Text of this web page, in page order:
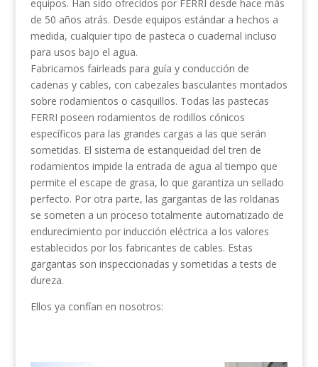
equipos. Han sido ofrecidos por FERRI desde hace más
de 50 años atrás. Desde equipos estándar a hechos a
medida, cualquier tipo de pasteca o cuadernal incluso
para usos bajo el agua.
Fabricamos fairleads para guía y conducción de
cadenas y cables, con cabezales basculantes montados
sobre rodamientos o casquillos. Todas las pastecas
FERRI poseen rodamientos de rodillos cónicos
específicos para las grandes cargas a las que serán
sometidas. El sistema de estanqueidad del tren de
rodamientos impide la entrada de agua al tiempo que
permite el escape de grasa, lo que garantiza un sellado
perfecto. Por otra parte, las gargantas de las roldanas
se someten a un proceso totalmente automatizado de
endurecimiento por inducción eléctrica a los valores
establecidos por los fabricantes de cables. Estas
gargantas son inspeccionadas y sometidas a tests de
dureza.
Ellos ya confían en nosotros: